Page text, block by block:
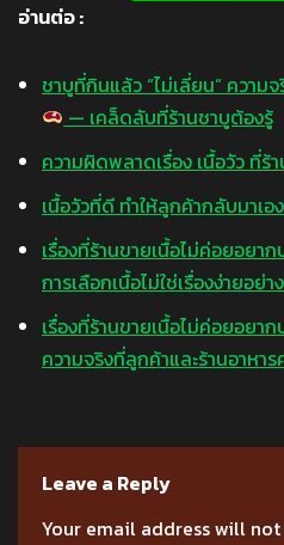
อ่านต่อ :
ชาบูที่กินแล้ว “ไม่เลี่ยน” ความ
— เคล็ดลับที่ร้านชาบูต้องรู้
ความผิดพลาดเรื่อง เนื้อวัว ที่ร้
เนื้อวัวที่ดี ทำให้ลูกค้ากลับมาเ
เรื่องที่ร้านขายเนื้อไม่ค่อยอยา
การเลือกเนื้อไม่ใช่เรื่องง่ายอย่
เรื่องที่ร้านขายเนื้อไม่ค่อยอยา
ความจริงที่ลูกค้าและร้านอาหาร
Leave a Reply
Your email address will